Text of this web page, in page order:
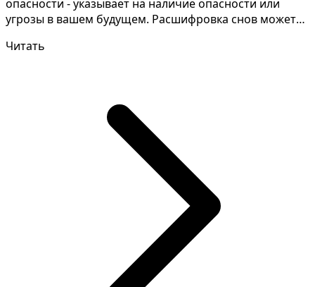
опасности - указывает на наличие опасности или
угрозы в вашем будущем. Расшифровка снов может
Читать